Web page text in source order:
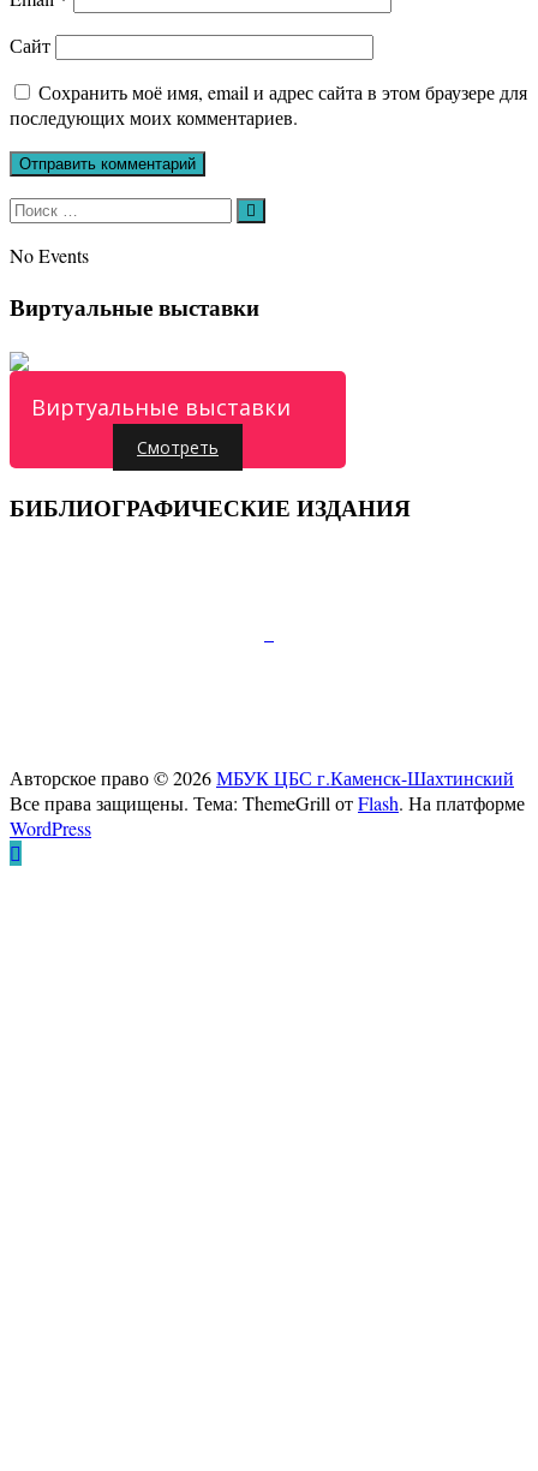
Сайт
Сохранить моё имя, email и адрес сайта в этом браузере для
последующих моих комментариев.
Искать: Поиск
No Events
Виртуальные выставки
Виртуальные выставки
Смотреть
БИБЛИОГРАФИЧЕСКИЕ ИЗДАНИЯ
Авторское право © 2026МБУК ЦБС г.Каменск-Шахтинский
Все права защищены. Тема: ThemeGrill отFlash. На платформе
WordPress